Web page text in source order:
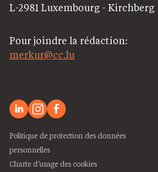
L-2981 Luxembourg - Kirchberg
Pour joindre la rédaction:
merkur@cc.lu
Politique de protection des données
personnelles
Charte d’usage des cookies